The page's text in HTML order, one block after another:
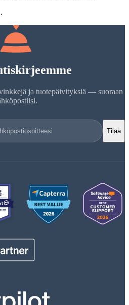
ja tuotepäivityksiä — suoraan
Tilaa